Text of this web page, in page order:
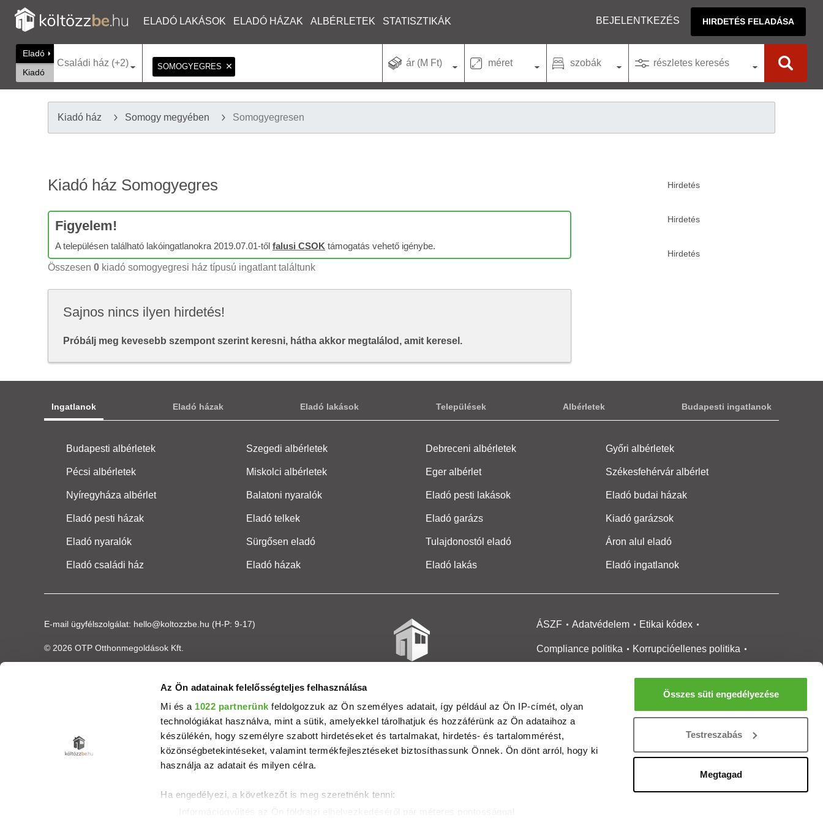
Az Ön adatainak felelősségteljes felhasználása
Mi és a 1022 partnerünk feldolgozzuk az Ön személyes adatait, így például az Ön IP-címét, olyan
technológiákat használva, mint a sütik, amelyekkel tárolhatjuk és hozzáférünk az Ön adataihoz a
készülékén, hogy személyre szabott hirdetéseket és tartalmakat, hirdetés- és tartalommérést,
közönségbetekintéseket, valamint termékfejlesztéseket biztosíthassunk Önnek. Ön dönt arról, hogy ki
használja az adatait és milyen célra.
Ha engedélyezi, a következőt is meg szeretnénk tenni:
Összes süti engedélyezése
Testreszabás
Megtagad
ELADÓ LAKÁSOK ELADÓ HÁZAK ALBÉRLETEK STATISZTIKÁK BEJELENTKEZÉS HIRDETÉS FELADÁSA
Eladó
Kiadó
Családi ház (+2) SOMOGYEGRES ár (M Ft) méret szobák részletes keresés
Kiadó ház Somogy megyében Somogyegresen
Kiadó ház Somogyegres
Figyelem!
A településen található lakóingatlanokra 2019.07.01-től falusi CSOK támogatás vehető igénybe.
Összesen 0 kiadó somogyegresi ház típusú ingatlant találtunk
Sajnos nincs ilyen hirdetés!
Próbálj meg kevesebb szempont szerint keresni, hátha akkor megtalálod, amit keresel.
Ingatlanok Eladó házak Eladó lakások Települések Albérletek Budapesti ingatlanok
Budapesti albérletek Szegedi albérletek Debreceni albérletek Győri albérletek
Pécsi albérletek Miskolci albérletek Eger albérlet Székesfehérvár albérlet
Nyíregyháza albérlet Balatoni nyaralók Eladó pesti lakások Eladó budai házak
Eladó pesti házak Eladó telkek Eladó garázs Kiadó garázsok
Eladó nyaralók Sürgősen eladó Tulajdonostól eladó Áron alul eladó
Eladó családi ház Eladó házak Eladó lakás Eladó ingatlanok
E-mail ügyfélszolgálat: hello@koltozzbe.hu (H-P: 9-17)
© 2026 OTP Otthonmegoldások Kft.
ÁSZF Adatvédelem Etikai kódex
Compliance politika Korrupcióellenes politika
Médiaajánlat
Ingatlanközvetítőknek
Magánszemélyeknek
Új építésű lakások
Tartalommoderálási jelentés